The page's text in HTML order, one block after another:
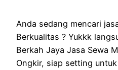
Anda sedang mencari
Berkualitas ? Yukkk
Berkah Jaya Jasa Sewa
Ongkir, siap setting